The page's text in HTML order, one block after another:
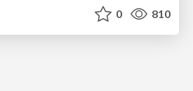
0 810